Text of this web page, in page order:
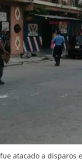
atacado a disparos